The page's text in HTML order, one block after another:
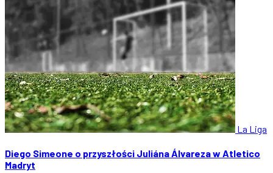
La Liga
Diego Simeone o przyszłości Juliána Álvareza w Atletico
Madryt